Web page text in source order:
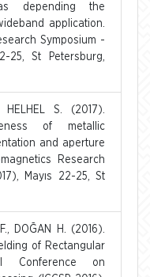
depending the
application.
Symposium -
25, St Petersburg,
S. (2017).
of metallic
and aperture
Research
Mayıs 22-25, St
DOĞAN H. (2016).
of Rectangular
Conference on